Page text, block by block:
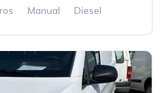
Manual
Diesel